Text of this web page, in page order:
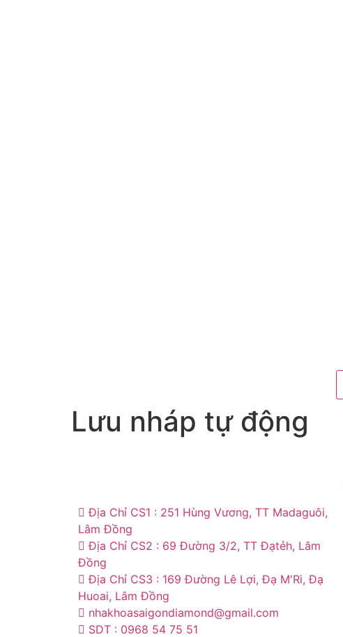
Lưu nháp tự động
Địa Chỉ CS1 : 251 Hùng Vương, TT Madaguôi,
Lâm Đồng
Địa Chỉ CS2 : 69 Đường 3/2, TT Đạtẻh, Lâm
Đồng
Địa Chỉ CS3 : 169 Đường Lê Lợi, Đạ M'Ri, Đạ
Huoai, Lâm Đồng
nhakhoasaigondiamond@gmail.com
SDT : 0968 54 75 51